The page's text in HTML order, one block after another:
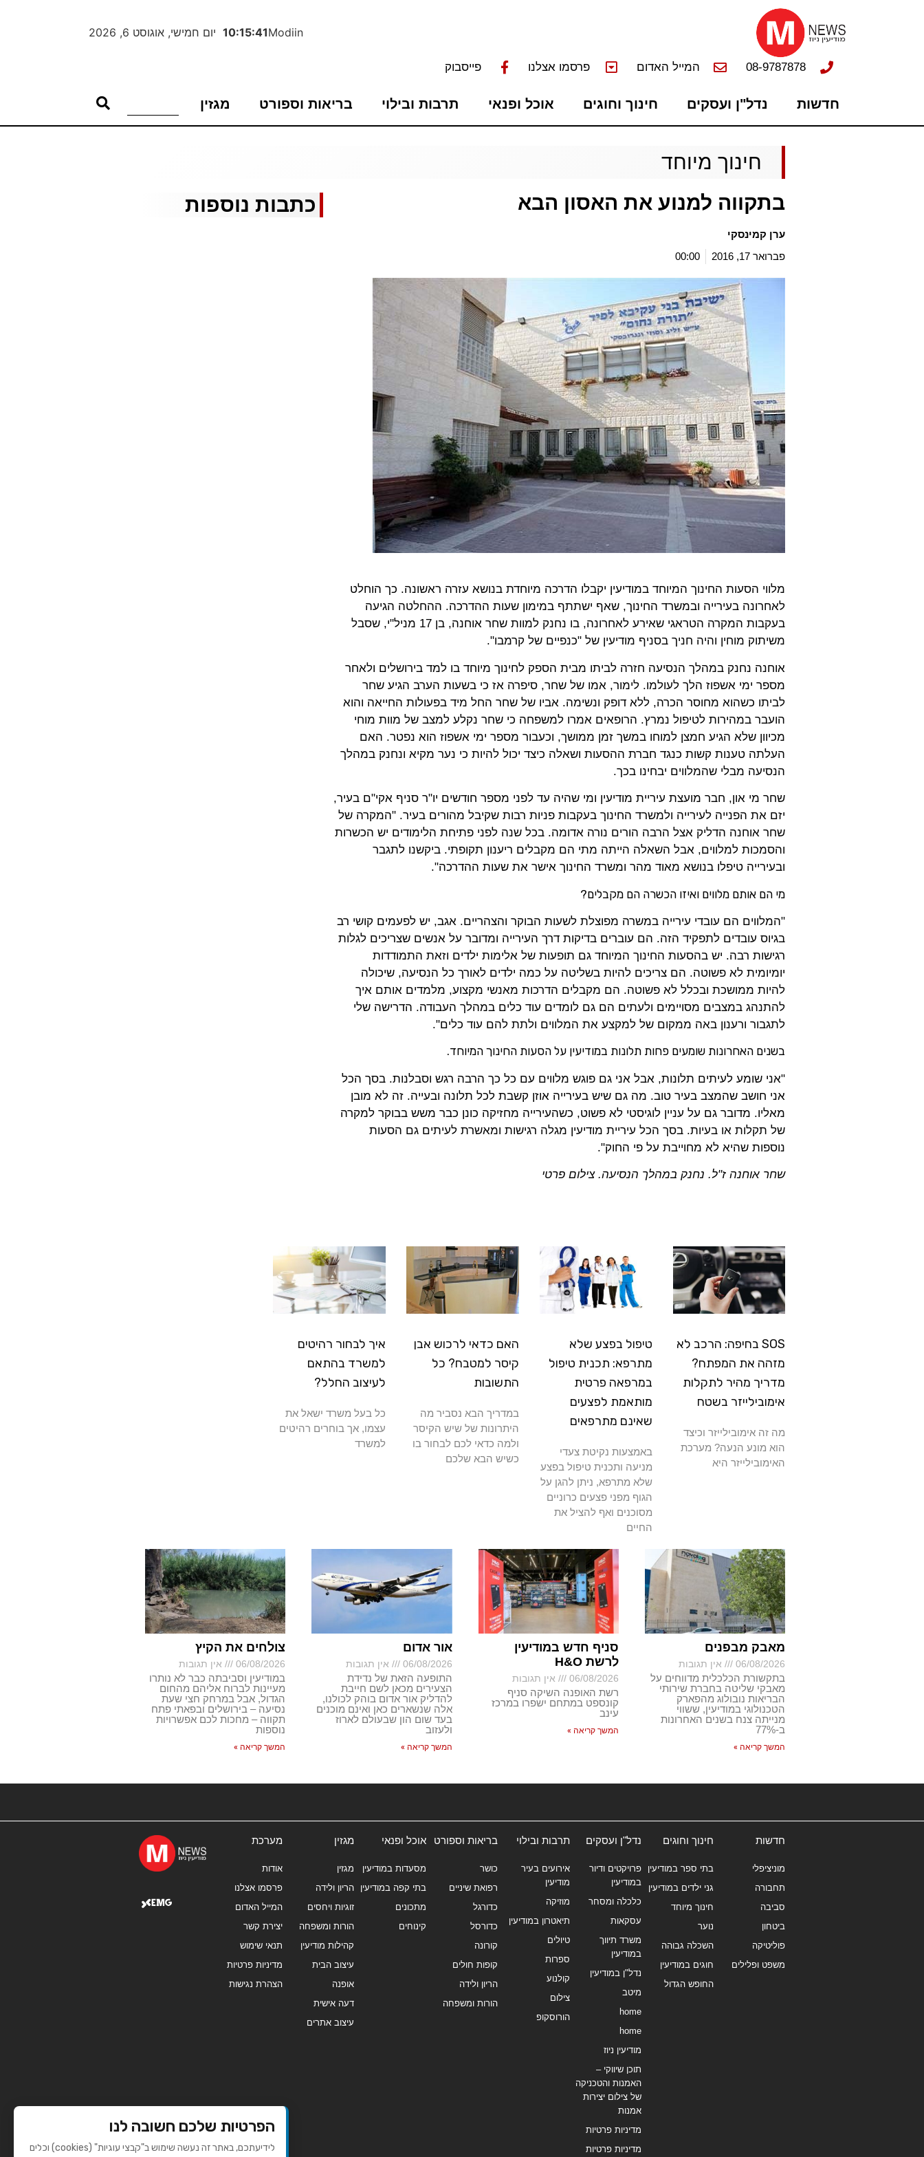
Modiin
10:15:42 יום חמישי, אוגוסט 6, 2026
08-9787878 המייל האדום פרסמו אצלנו פייסבוק
חדשות נדל"ן ועסקים חינוך וחוגים אוכל ופנאי תרבות ובילוי בריאות וספורט מגזין
חינוך מיוחד
בתקווה למנוע את האסון הבא
ערן קמינסקי
פברואר 17, 2016
00:00
מלווי הסעות החינוך המיוחד במודיעין יקבלו הדרכה מיוחדת בנושא עזרה ראשונה. כך הוחלט
לאחרונה בעירייה ובמשרד החינוך, שאף ישתתף במימון שעות ההדרכה. ההחלטה הגיעה
בעקבות המקרה הטראגי שאירע לאחרונה, בו נחנק למוות שחר אוחנה, בן 17 מניל"י, שסבל
משיתוק מוחין והיה חניך בסניף מודיעין של "כנפיים של קרמבו".
אוחנה נחנק במהלך הנסיעה חזרה לביתו מבית הספק לחינוך מיוחד בו למד בירושלים ולאחר
מספר ימי אשפוז הלך לעולמו. לימור, אמו של שחר, סיפרה אז כי בשעות הערב הגיע שחר
לביתו כשהוא מחוסר הכרה, ללא דופק ונשימה. אביו של שחר החל מיד בפעולות החייאה והוא
הועבר במהירות לטיפול נמרץ. הרופאים אמרו למשפחה כי שחר נקלע למצב של מוות מוחי
מכיוון שלא הגיע חמצן למוחו במשך זמן ממושך, וכעבור מספר ימי אשפוז הוא נפטר. האם
העלתה טענות קשות כנגד חברת ההסעות ושאלה כיצד יכול להיות כי נער מקיא ונחנק במהלך
הנסיעה מבלי שהמלווים יבחינו בכך.
שחר מי און, חבר מועצת עיריית מודיעין ומי שהיה עד לפני מספר חודשים יו"ר סניף אקי"ם בעיר,
יזם את הפנייה לעירייה ולמשרד החינוך בעקבות פניות רבות שקיבל מהורים בעיר. "המקרה של
שחר אוחנה הדליק אצל הרבה הורים נורה אדומה. בכל שנה לפני פתיחת הלימודים יש הכשרות
והסמכות למלווים, אבל השאלה הייתה מתי הם מקבלים ריענון תקופתי. ביקשנו לתגבר
ובעירייה טיפלו בנושא מאוד מהר ומשרד החינוך אישר את שעות ההדרכה".
מי הם אותם מלווים ואיזו הכשרה הם מקבלים?
"המלווים הם עובדי עירייה במשרה מפוצלת לשעות הבוקר והצהריים. אגב, יש לפעמים קושי רב
בגיוס עובדים לתפקיד הזה. הם עוברים בדיקות דרך העירייה ומדובר על אנשים שצריכים לגלות
רגישות רבה. יש בהסעות החינוך המיוחד גם תופעות של אלימות ילדים וזאת התמודדות
יומיומית לא פשוטה. הם צריכים להיות בשליטה על כמה ילדים לאורך כל הנסיעה, שיכולה
להיות ממושכת ובכלל לא פשוטה. הם מקבלים הדרכות מאנשי מקצוע, מלמדים אותם איך
להתנהג במצבים מסויימים ולעתים הם גם לומדים עוד כלים במהלך העבודה. הדרישה שלי
לתגבור ורענון באה ממקום של למקצע את המלווים ולתת להם עוד כלים".
בשנים האחרונות שומעים פחות תלונות במודיעין על הסעות החינוך המיוחד.
"אני שומע לעיתים תלונות, אבל אני גם פוגש מלווים עם כל כך הרבה רגש וסבלנות. בסך הכל
אני חושב שהמצב בעיר טוב. מה גם שיש בעירייה אוזן קשבת לכל תלונה ובעייה. זה לא מובן
מאליו. מדובר גם על עניין לוגיסטי לא פשוט, כשהעירייה מחזיקה כונן כבר משש בבוקר למקרה
של תקלות או בעיות. בסך הכל עיריית מודיעין מגלה רגישות ומאשרת לעיתים גם הסעות
נוספות שהיא לא מחוייבת על פי החוק".
שחר אוחנה ז"ל. נחנק במהלך הנסיעה. צילום פרטי
כתבות נוספות
SOS בחיפה: הרכב לא
מזהה את המפתח?
מדריך מהיר לתקלות
אימובילייזר בשטח
מה זה אימובילייזר וכיצד
הוא מונע הנעה? מערכת
האימובילייזר היא
טיפול בפצע שלא
מתרפא: תכנית טיפול
במרפאה פרטית
מותאמת לפצעים
שאינם מתרפאים
באמצעות נקיטת צעדי
מניעה ותכנית טיפול בפצע
שלא מתרפא, ניתן להגן על
הגוף מפני פצעים כרוניים
מסוכנים ואף להציל את
החיים
האם כדאי לרכוש אבן
קיסר למטבח? כל
התשובות
במדריך הבא נסביר מה
היתרונות של שיש הקיסר
ולמה כדאי לכם לבחור בו
כשיש הבא שלכם
איך לבחור רהיטים
למשרד בהתאם
לעיצוב החלל?
כל בעל משרד ישאל את
עצמו, אך בוחרים רהיטים
למשרד
מאבק מבפנים
06/08/2026 אין תגובות
בתקשורת הכלכלית מדווחים על
מאבקי שליטה בחברת שירותי
הבריאות נובולוג מהפארק
הטכנולוגי במודיעין, ששווי
מנייתה צנח בשנים האחרונות
ב-77%
המשך קריאה »
סניף חדש במודיעין
לרשת H&O
06/08/2026 אין תגובות
רשת האופנה השיקה סניף
קונספט במתחם ישפרו במרכז
עינב
המשך קריאה »
אור אדום
06/08/2026 אין תגובות
התופעה הזאת של נדידת
הצעירים מכאן לשם חייבת
להדליק אור אדום בוהק לכולנו,
אלה שנשארים כאן ואינם מוכנים
בעד שום הון שבעולם לארוז
ולעזוב
המשך קריאה »
צולחים את הקיץ
06/08/2026 אין תגובות
במודיעין וסביבתה כבר לא נותרו
מעיינות לברוח אליהם מהחום
הגדול, אבל במרחק חצי שעת
נסיעה – בירושלים ובפאתי פתח
תקווה – מחכות לכם אפשרויות
נוספות
המשך קריאה »
חדשות
מוניציפלי
תחבורה
סביבה
ביטחון
פוליטיקה
משפט ופלילים
חינוך וחוגים
בתי ספר במודיעין
גני ילדים במודיעין
חינוך מיוחד
נוער
השכלה גבוהה
חוגים במודיעין
החופש הגדול
נדל"ן ועסקים
פרויקטים ודיור
במודיעין
כלכלה ומסחר
עסקאות
משרד תיווך
במודיעין
נדל"ן במודיעין
מיטב
home
home
מודיעין ניוז
תוכן שיווקי –
האמנות והטכניקה
של צילום יצירות
אמנות
מדיניות פרטיות
מדיניות פרטיות
תרבות ובילוי
אירועים בעיר
מודיעין
מוזיקה
תיאטרון במודיעין
טיולים
ספרות
קולנוע
צילום
הורוסקופ
בריאות וספורט
כושר
רפואת שיניים
כדורגל
כדורסל
קורונה
קופות חולים
הריון ולידה
הורות ומשפחה
אוכל ופנאי
מסעדות במודיעין
בתי קפה במודיעין
מתכונים
קינוחים
מגזין
מגזין
הריון ולידה
זוגיות ויחסים
הורות ומשפחה
קהילות מודיעין
עיצוב הבית
אופנה
דעה אישית
עיצוב אתרים
מערכת
אודות
פרסמו אצלנו
המייל האדום
יצירת קשר
תנאי שימוש
מדיניות פרטיות
הצהרת נגישות
הפרטיות שלכם חשובה לנו
לידיעתכם, באתר זה נעשה שימוש ב"קבצי עוגיות" (cookies) וכלים